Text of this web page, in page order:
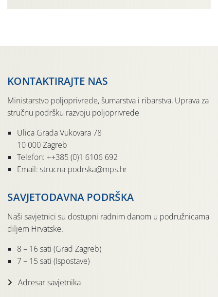
KONTAKTIRAJTE NAS
Ministarstvo poljoprivrede, šumarstva i ribarstva, Uprava za
stručnu podršku razvoju poljoprivrede
Ulica Grada Vukovara 78
10 000 Zagreb
Telefon: ++385 (0)1 6106 692
Email: strucna-podrska@mps.hr
SAVJETODAVNA PODRŠKA
Naši savjetnici su dostupni radnim danom u podružnicama
diljem Hrvatske.
8 – 16 sati (Grad Zagreb)
7 – 15 sati (Ispostave)
Adresar savjetnika